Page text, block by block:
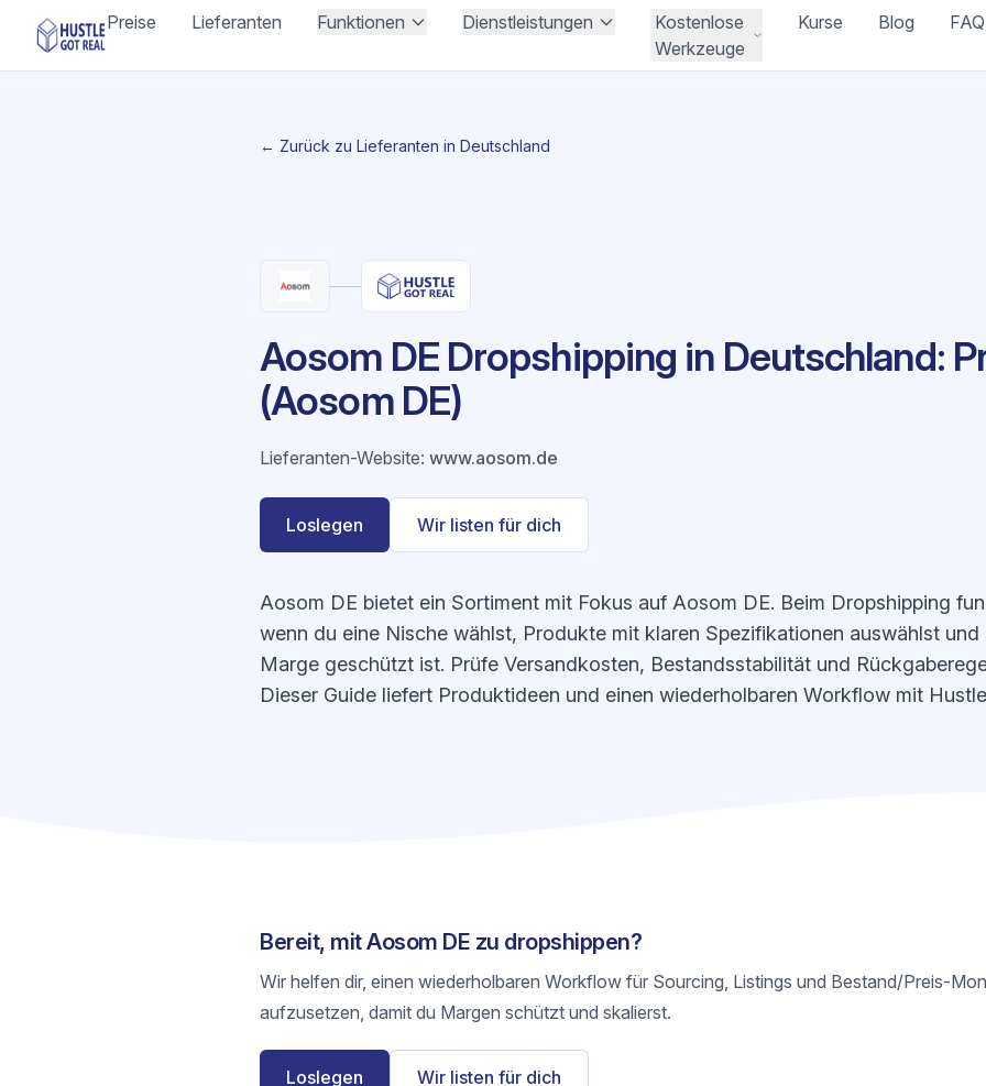
Preise Lieferanten Funktionen Dienstleistungen
Kostenlose
Werkzeuge
Kurse Blog FAQ
← Zurück zu Lieferanten in Deutschland
Aosom DE Dropshipping in Deutschland:
(Aosom DE)
Lieferanten-Website: www.aosom.de
Loslegen Wir listen für dich
Aosom DE bietet ein Sortiment mit Fokus auf Aosom DE. Beim Dropshipping
wenn du eine Nische wählst, Produkte mit klaren Spezifikationen auswählst
Marge geschützt ist. Prüfe Versandkosten, Bestandsstabilität und
Dieser Guide liefert Produktideen und einen wiederholbaren Workflow mit
Bereit, mit Aosom DE zu dropshippen?
Wir helfen dir, einen wiederholbaren Workflow für Sourcing, Listings und Bestand/Preis-
aufzusetzen, damit du Margen schützt und skalierst.
Loslegen Wir listen für dich